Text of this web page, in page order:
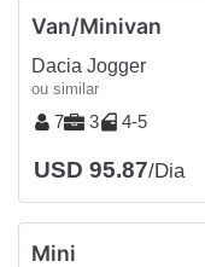
Van/Minivan
Dacia Jogger
ou similar
7 3 4-5
USD 95.87/Dia
Mini